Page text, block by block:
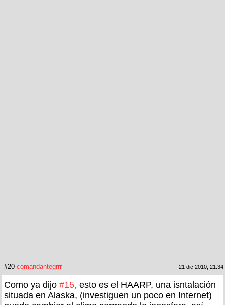
#20 comandantegrrr 21 dic 2010, 21:34
Como ya dijo #15, esto es el HAARP, una isntalación
situada en Alaska, (investiguen un poco en Internet)